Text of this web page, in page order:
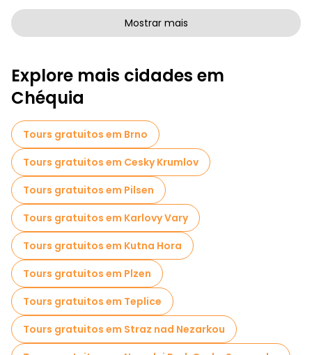
Passeios a pé gratuitos de arte em Praga
Passeios de Pub Crawl em Praga
Atividades esportivas em Praga
Passeios autoguiados em Praga
Jogos de fuga em Praga
Visitas gratuitas à guerra em Praga
Visitas gratuitas aos bairros judeus em Praga
Bilhetes de entrada em Praga
Cruzeiros em Praga
Museus em Praga
Mostrar mais
Explore mais cidades em
Chéquia
Tours gratuitos em Brno
Tours gratuitos em Cesky Krumlov
Tours gratuitos em Pilsen
Tours gratuitos em Karlovy Vary
Tours gratuitos em Kutna Hora
Tours gratuitos em Plzen
Tours gratuitos em Teplice
Tours gratuitos em Straz nad Nezarkou